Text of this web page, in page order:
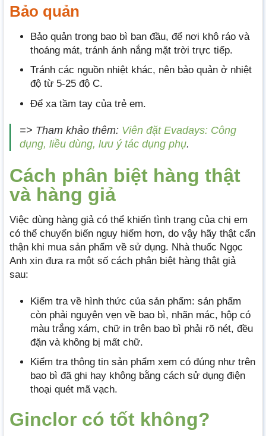
Bảo quản
Bảo quản trong bao bì ban đầu, để nơi khô ráo và
thoáng mát, tránh ánh nắng mặt trời trực tiếp.
Tránh các nguồn nhiệt khác, nên bảo quản ở nhiệt
độ từ 5-25 độ C.
Để xa tầm tay của trẻ em.
=> Tham khảo thêm: Viên đặt Evadays: Công
dụng, liều dùng, lưu ý tác dụng phụ.
Cách phân biệt hàng thật
và hàng giả
Việc dùng hàng giả có thể khiến tình trạng của chị em
có thể chuyển biến nguy hiểm hơn, do vậy hãy thật cẩn
thận khi mua sản phẩm về sử dụng. Nhà thuốc Ngọc
Anh xin đưa ra một số cách phân biệt hàng thật giả
sau:
Kiểm tra về hình thức của sản phẩm: sản phẩm
còn phải nguyên vẹn về bao bì, nhãn mác, hộp có
màu trắng xám, chữ in trên bao bì phải rõ nét, đều
đặn và không bị mất chữ.
Kiểm tra thông tin sản phẩm xem có đúng như trên
bao bì đã ghi hay không bằng cách sử dụng điện
thoại quét mã vạch.
Ginclor có tốt không?